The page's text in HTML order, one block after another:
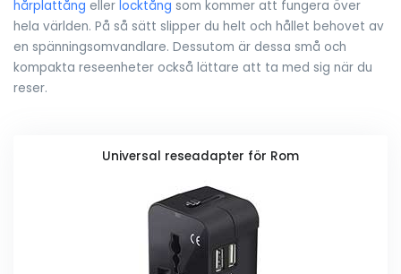
hårplattång eller locktång som kommer att fungera över
hela världen. På så sätt slipper du helt och hållet behovet av
en spänningsomvandlare. Dessutom är dessa små och
kompakta reseenheter också lättare att ta med sig när du
reser.
Universal reseadapter för Rom